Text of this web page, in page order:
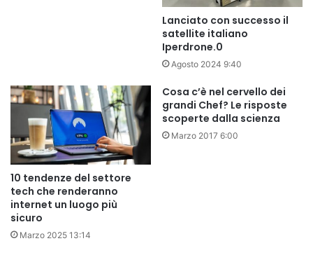
Lanciato con successo il
satellite italiano
Iperdrone.0
Agosto 2024 9:40
10 tendenze del settore
tech che renderanno
internet un luogo più
sicuro
Marzo 2025 13:14
Cosa c’è nel cervello dei
grandi Chef? Le risposte
scoperte dalla scienza
Marzo 2017 6:00